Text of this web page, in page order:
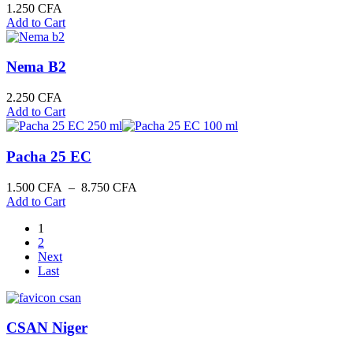
1.250 CFA
Add to Cart
Nema B2
2.250 CFA
Add to Cart
Pacha 25 EC
1.500 CFA – 8.750 CFA
Add to Cart
1
2
Next
Last
CSAN Niger